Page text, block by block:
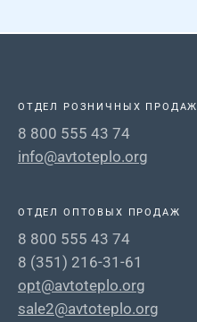
ОТДЕЛ РОЗНИЧНЫХ ПРОДАЖ
8 800 555 43 74
info@avtoteplo.org
ОТДЕЛ ОПТОВЫХ ПРОДАЖ
8 800 555 43 74
8 (351) 216-31-61
opt@avtoteplo.org
sale2@avtoteplo.org